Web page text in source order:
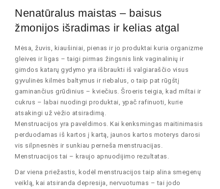
Nenatūralus maistas – baisus
žmonijos išradimas ir kelias atgal
Mėsa, žuvis, kiaušiniai, pienas ir jo produktai kuria organizme
gleives ir ligas – taigi pirmas žingsnis link vaginalinių ir
gimdos katarų gydymo yra išbraukti iš valgiaraščio visus
gyvulinės kilmės baltymus ir riebalus, o taip pat rūgštį
gaminančius grūdinius – kviečius. Šroeris teigia, kad miltai ir
cukrus – labai nuodingi produktai, ypač rafinuoti, kurie
atsakingi už vėžio atsiradimą.
Menstruacijos yra paveldimos. Kai kenksmingas maitinimasis
perduodamas iš kartos į kartą, jaunos kartos moterys darosi
vis silpnesnės ir sunkiau perneša menstruacijas.
Menstruacijos tai – kraujo apnuodijimo rezultatas.
Dar viena priežastis, kodėl menstruacijos taip alina smegenų
veiklą, kai atsiranda depresija, nervuotumas – tai jodo